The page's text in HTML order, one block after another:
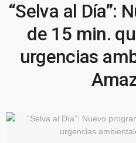
“Selva al Día”:
de 15 min.
urgencias